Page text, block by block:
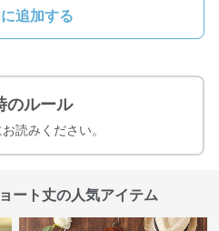
追加する
のルール
読みください。
ート丈の人気アイテム